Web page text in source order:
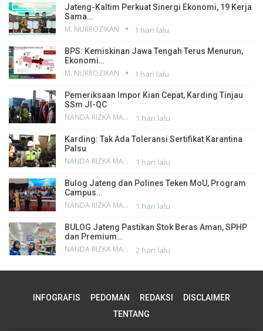
Jateng-Kaltim Perkuat Sinergi Ekonomi, 19 Kerja
Sama…
M. NURROZIKAN 1 hari lalu
BPS: Kemiskinan Jawa Tengah Terus Menurun,
Ekonomi…
M. NURROZIKAN 1 hari lalu
Pemeriksaan Impor Kian Cepat, Karding Tinjau
SSm JI-QC
NANDA RIZKA MAHENDRA 1 hari lalu
Karding: Tak Ada Toleransi Sertifikat Karantina
Palsu
NANDA RIZKA MAHENDRA 1 hari lalu
Bulog Jateng dan Polines Teken MoU, Program
Campus…
NANDA RIZKA MAHENDRA 1 hari lalu
BULOG Jateng Pastikan Stok Beras Aman, SPHP
dan Premium…
NANDA RIZKA MAHENDRA 2 hari lalu
INFOGRAFIS PEDOMAN REDAKSI
DISCLAIMER
TENTANG